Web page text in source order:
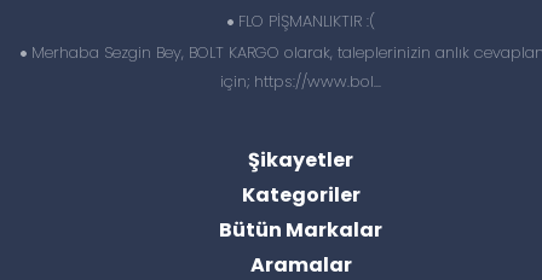
FLO PİŞMANLIKTIR :(
Merhaba Sezgin Bey, BOLT KARGO olarak, taleplerinizin anlık
için; https://www.bol...
Şikayetler
Kategoriler
Bütün Markalar
Aramalar